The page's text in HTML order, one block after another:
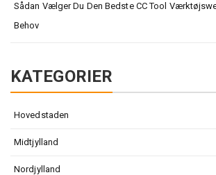
Sådan Vælger Du Den Bedste CC Tool
Behov
KATEGORIER
Hovedstaden
Midtjylland
Nordjylland